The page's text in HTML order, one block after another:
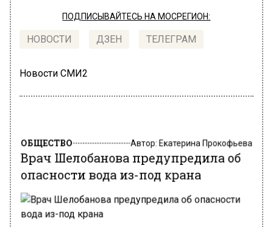
ПОДПИСЫВАЙТЕСЬ НА МОСРЕГИОН:
НОВОСТИ ДЗЕН ТЕЛЕГРАМ
Новости СМИ2
ОБЩЕСТВО
Врач Шелобанова предупредила об
опасности вода из-под крана